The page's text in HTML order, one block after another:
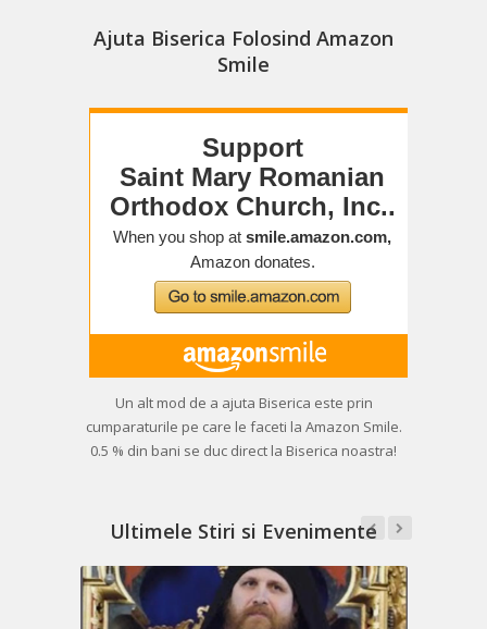
Ajuta Biserica Folosind Amazon
Smile
Un alt mod de a ajuta Biserica este prin
cumparaturile pe care le faceti la Amazon Smile.
0.5 % din bani se duc direct la Biserica noastra!
Ultimele Stiri si Evenimente